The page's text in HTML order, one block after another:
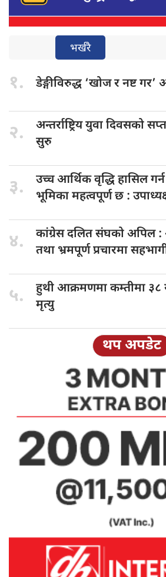
भर्खरै
१. डेङ्गीविरुद्ध ‘खोजर नष्ट गर’
२. अन्तर्राष्ट्रिय युवादिवसको
सुरु
३. उच्च आर्थिकवृद्धि हासिल
भूमिका महत्वपूर्ण छ :
४. कांग्रेस दलितसंघको अपिल
तथा भ्रमपूर्ण प्रचारमा
५. हुथी आक्रमणमाकम्तीमा
मृत्यु
थप अपडेट